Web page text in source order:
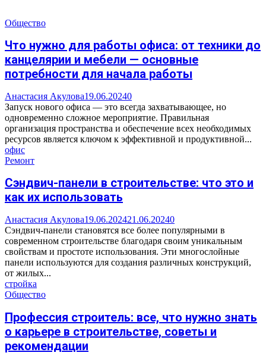
Общество
Что нужно для работы офиса: от техники до
канцелярии и мебели — основные
потребности для начала работы
Анастасия Акулова19.06.20240
Запуск нового офиса — это всегда захватывающее, но
одновременно сложное мероприятие. Правильная
организация пространства и обеспечение всех необходимых
ресурсов является ключом к эффективной и продуктивной...
офис
Ремонт
Сэндвич-панели в строительстве: что это и
как их использовать
Анастасия Акулова19.06.202421.06.20240
Сэндвич-панели становятся все более популярными в
современном строительстве благодаря своим уникальным
свойствам и простоте использования. Эти многослойные
панели используются для создания различных конструкций,
от жилых...
стройка
Общество
Профессия строитель: все, что нужно знать
о карьере в строительстве, советы и
рекомендации